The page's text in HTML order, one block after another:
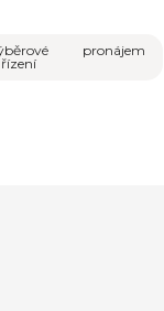
řízení
pronájem